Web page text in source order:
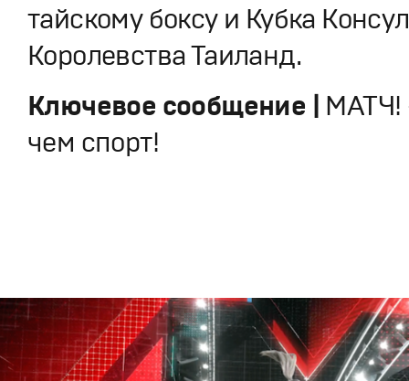
тайскому боксу и Кубка
Королевства Таиланд.
Ключевое сообщение | МАТЧ!
чем спорт!